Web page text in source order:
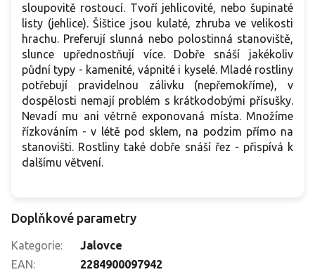
sloupovitě rostoucí. Tvoří jehlicovité, nebo šupinaté
listy (jehlice). Šištice jsou kulaté, zhruba ve velikosti
hrachu. Preferují slunná nebo polostinná stanoviště,
slunce upřednostňují více. Dobře snáší jakékoliv
půdní typy - kamenité, vápnité i kyselé. Mladé rostliny
potřebují pravidelnou zálivku (nepřemokříme), v
dospělosti nemají problém s krátkodobými přísušky.
Nevadí mu ani větrně exponovaná místa. Množíme
řízkováním - v létě pod sklem, na podzim přímo na
stanovišti. Rostliny také dobře snáší řez - přispívá k
dalšímu větvení.
Doplňkové parametry
Kategorie:
Jalovce
EAN:
2284900097942